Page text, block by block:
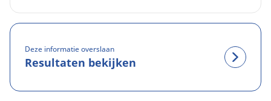
Deze informatie overslaan
Resultaten bekijken